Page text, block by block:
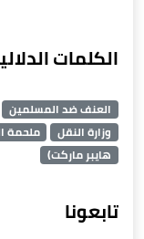
الكلمات
العنف ضد المسلمين
وزارة النقل
ملحمة
هايبر ماركت)
تابعونا